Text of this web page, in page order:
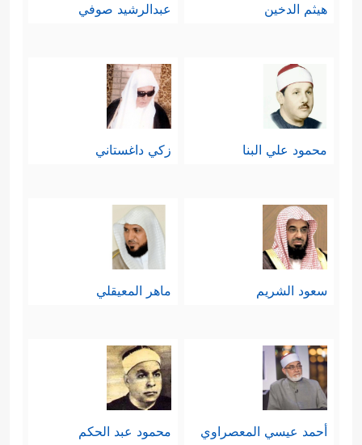
هيثم الدخين عبدالرشيد صوفي
محمود علي البنا زكي داغستاني
سعود الشريم ماهر المعيقلي
أحمد عيسي المعصراوي محمود عبد الحكم